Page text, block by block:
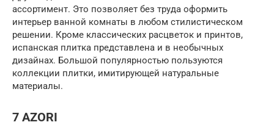
ассортимент. Это позволяет без труда оформить
интерьер ванной комнаты в любом стилистическом
решении. Кроме классических расцветок и принтов,
испанская плитка представлена и в необычных
дизайнах. Большой популярностью пользуются
коллекции плитки, имитирующей натуральные
материалы.
7 AZORI